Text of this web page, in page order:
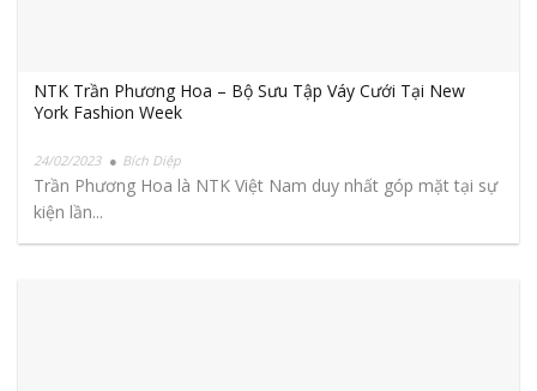
NTK Trần Phương Hoa – Bộ Sưu Tập Váy Cưới Tại New
York Fashion Week
24/02/2023 Bích Diệp
Trần Phương Hoa là NTK Việt Nam duy nhất góp mặt tại sự
kiện lần...